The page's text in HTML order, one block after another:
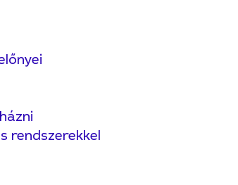
rendszerekkel